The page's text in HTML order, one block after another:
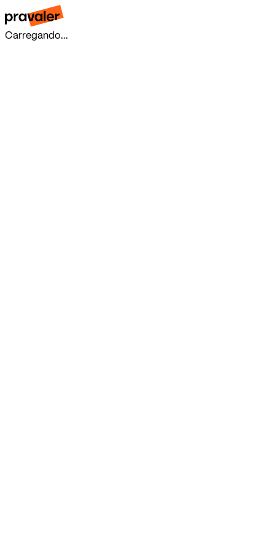
Carregando...